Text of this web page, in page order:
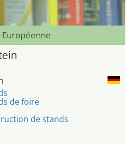
de foire
de stands